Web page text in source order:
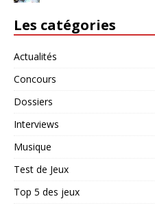
Les catégories
Actualités
Concours
Dossiers
Interviews
Musique
Test de Jeux
Top 5 des jeux